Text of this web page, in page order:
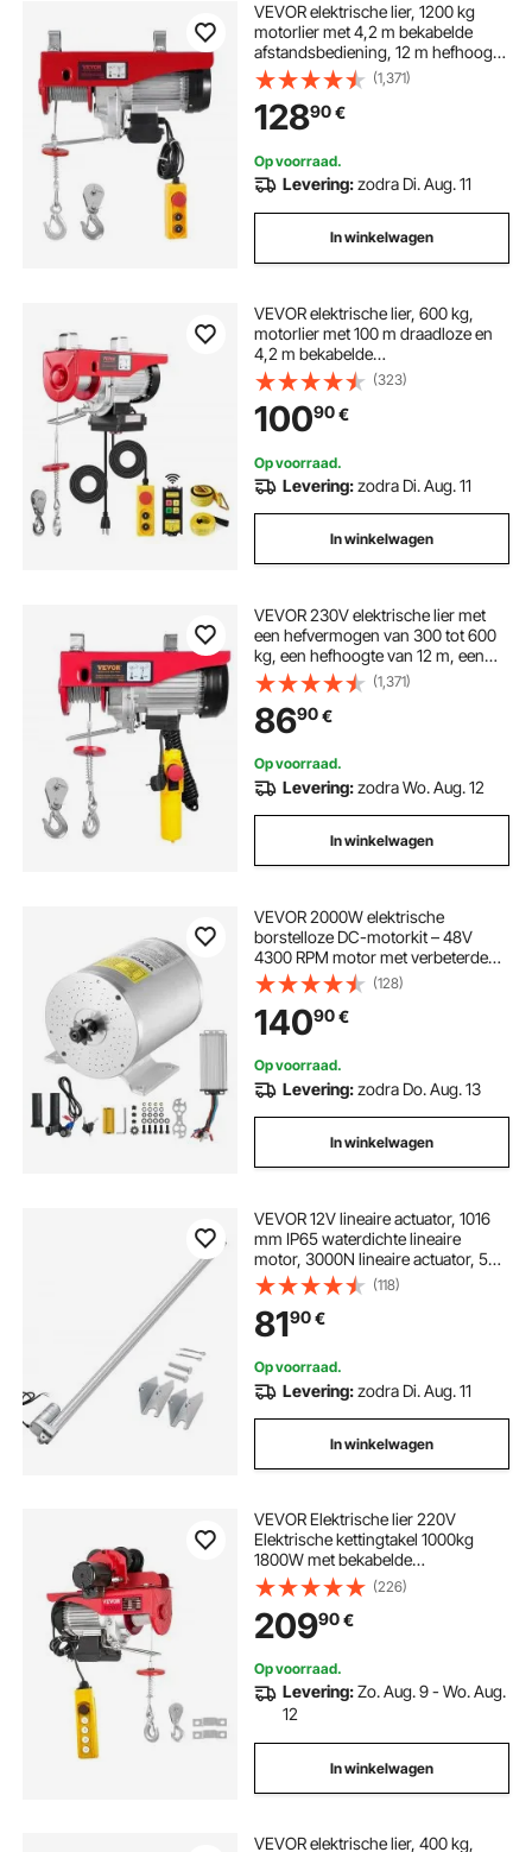
VEVOR elektrische lier, 1200 kg
motorlier met 4,2 m bekabelde
afstandsbediening, 12 m hefhoogte
met enkele kabel, enkele/dubbele
lussen, noodstop, hijsgereedschap
voor garage, magazijn, fabriek
(1,371)
12890€
Op voorraad.
Levering:zodra Di. Aug. 11
In winkelwagen
VEVOR elektrische lier, 600 kg,
motorlier met 100 m draadloze en
4,2 m bekabelde
afstandsbediening, 12 m hefhoogte
met enkele kabel, enkele/dubbele
hijsbanden, hijsgereedschap voor
garage, magazijn, fabriek
(323)
10090€
Op voorraad.
Levering:zodra Di. Aug. 11
In winkelwagen
VEVOR 230V elektrische lier met
een hefvermogen van 300 tot 600
kg, een hefhoogte van 12 m, een
kabeltakel met motor van 1150 W en
een hefsnelheid van 10 m/min. Deze
lier is voorzien van een kabel en een
afstandsbediening.
(1,371)
8690€
Op voorraad.
Levering:zodra Wo. Aug. 12
In winkelwagen
VEVOR 2000W elektrische
borstelloze DC-motorkit – 48V
4300 RPM motor met verbeterde
snelheidsregelaar en gashendelkit
voor skelters, e-bikes,
motorfietsen, scooters en doe-het-
zelfprojecten
(128)
14090€
Op voorraad.
Levering:zodra Do. Aug. 13
In winkelwagen
VEVOR 12V lineaire actuator, 1016
mm IP65 waterdichte lineaire
motor, 3000N lineaire actuator, 5
mm/s lineaire actuator met
montagebeugels voor
zonnevolgsysteem, industriële
machines en deuropeners
(118)
8190€
Op voorraad.
Levering:zodra Di. Aug. 11
In winkelwagen
VEVOR Elektrische lier 220V
Elektrische kettingtakel 1000kg
1800W met bekabelde
afstandsbediening 1,4m elektrische
lier voor werkplaats, garage,
magazijn, industrie, heffen van
zware lasten
(226)
20990€
Op voorraad.
Levering:Zo. Aug. 9 - Wo. Aug.
12
In winkelwagen
VEVOR elektrische lier, 400 kg,